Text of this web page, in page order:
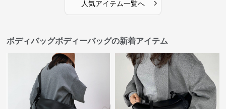
人気アイテム一覧へ
ボディバッグボディーバッグの新着アイテム